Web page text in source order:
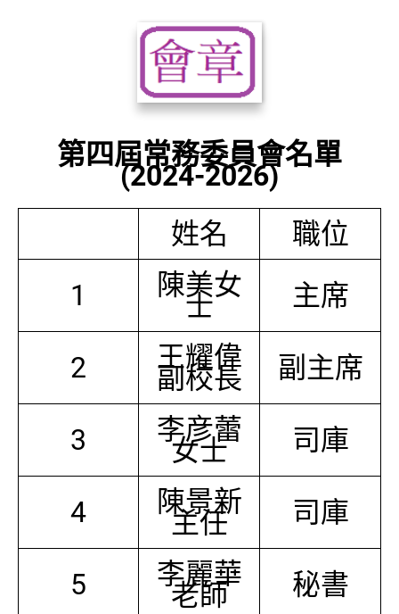
第四屆常務委員會名單
(2024-2026)
姓名
職位
1
陳美女
士 主席
2 王耀偉
副校長 副主席
3 李彦蕾
女士 司庫
4 陳景新
主任 司庫
5 李麗華
老師 秘書